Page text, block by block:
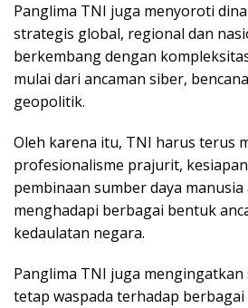
Panglima TNI juga menyoroti
strategis global, regional dan
berkembang dengan
mulai dari ancaman siber,
geopolitik.
Oleh karena itu, TNI harus terus
profesionalisme prajurit,
pembinaan sumber daya manusia
menghadapi berbagai bentuk
kedaulatan negara.
Panglima TNI juga
tetap waspada terhadap